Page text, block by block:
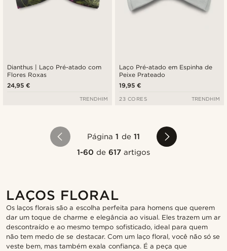
Dianthus | Laço Pré-atado com
Flores Roxas
24,95 €
TRENDHIM
Laço Pré-atado em Espinha de
Peixe Prateado
19,95 €
23 CORES TRENDHIM
Página1 de 11
1-60 de617 artigos
LAÇOS FLORAL
Os laços florais são a escolha perfeita para homens que querem
dar um toque de charme e elegância ao visual. Eles trazem um ar
descontraído e ao mesmo tempo sofisticado, ideal para quem
não tem medo de se destacar. Com um laço floral, você não só se
veste bem, mas também exala confiança. É a peça que